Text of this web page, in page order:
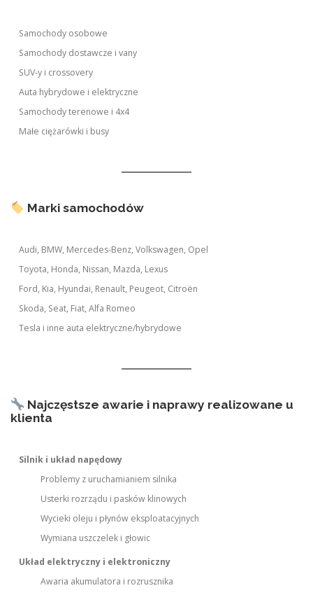
Samochody osobowe
Samochody dostawcze i vany
SUV-y i crossovery
Auta hybrydowe i elektryczne
Samochody terenowe i 4x4
Małe ciężarówki i busy
Marki samochodów
Audi, BMW, Mercedes-Benz, Volkswagen, Opel
Toyota, Honda, Nissan, Mazda, Lexus
Ford, Kia, Hyundai, Renault, Peugeot, Citroën
Skoda, Seat, Fiat, Alfa Romeo
Tesla i inne auta elektryczne/hybrydowe
Najczęstsze awarie i naprawy realizowane u
klienta
Silnik i układ napędowy
Problemy z uruchamianiem silnika
Usterki rozrządu i pasków klinowych
Wycieki oleju i płynów eksploatacyjnych
Wymiana uszczelek i głowic
Układ elektryczny i elektroniczny
Awaria akumulatora i rozrusznika